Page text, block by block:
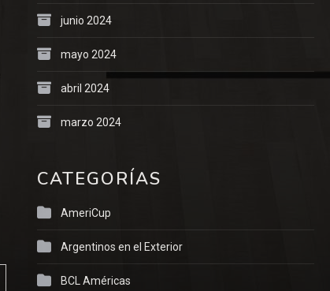
junio 2024
mayo 2024
abril 2024
marzo 2024
CATEGORÍAS
AmeriCup
Argentinos en el Exterior
BCL Américas